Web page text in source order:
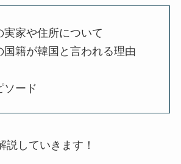
実家や住所について
国籍が韓国と言われる理由
ソード
説していきます！